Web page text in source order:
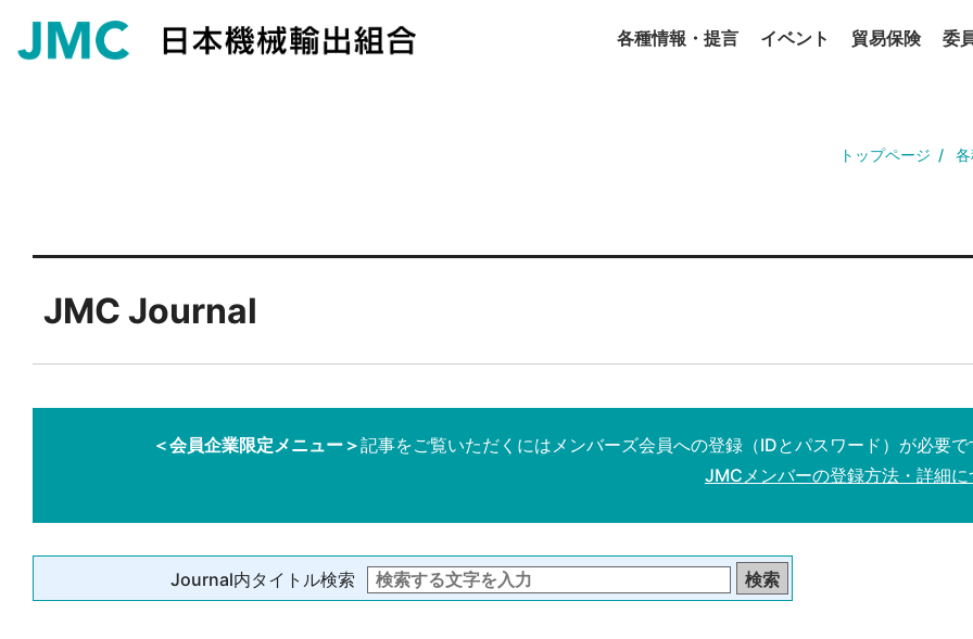
各種情報・提言 イベント 貿易保険 委
トップページ
JMC Journal
＜会員企業限定メニュー＞記事をご覧いただくにはメンバーズ会員への登録（IDとパスワード）が必要で
JMCメンバーの登録方法・詳細に
Journal内タイトル検索